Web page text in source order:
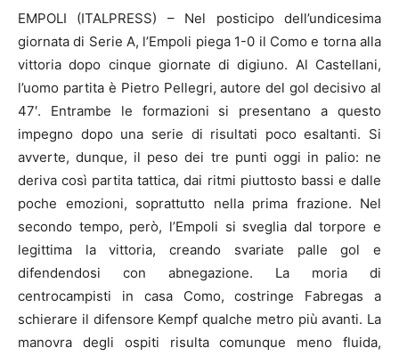
EMPOLI (ITALPRESS) – Nel posticipo dell’undicesima
giornata di Serie A, l’Empoli piega 1-0 il Como e torna alla
vittoria dopo cinque giornate di digiuno. Al Castellani,
l’uomo partita è Pietro Pellegri, autore del gol decisivo al
47′. Entrambe le formazioni si presentano a questo
impegno dopo una serie di risultati poco esaltanti. Si
avverte, dunque, il peso dei tre punti oggi in palio: ne
deriva così partita tattica, dai ritmi piuttosto bassi e dalle
poche emozioni, soprattutto nella prima frazione. Nel
secondo tempo, però, l’Empoli si sveglia dal torpore e
legittima la vittoria, creando svariate palle gol e
difendendosi con abnegazione. La moria di
centrocampisti in casa Como, costringe Fabregas a
schierare il difensore Kempf qualche metro più avanti. La
manovra degli ospiti risulta comunque meno fluida,